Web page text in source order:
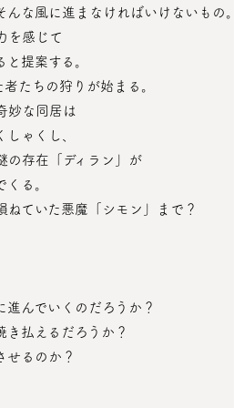
んな風に進まなければいけないもの。
を感じて
提案する。
たちの狩りが始まる。
妙な同居は
しゃくし、
の存在「ディラン」が
る。
ねていた悪魔「シモン」まで？
進んでいくのだろうか？
き払えるだろうか？
せるのか？